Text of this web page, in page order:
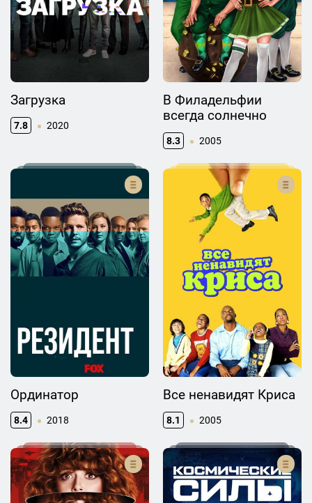
Загрузка
7.8 2020
В Филадельфии
всегда солнечно
8.3 2005
Ординатор
8.4 2018
Все ненавидят Криса
8.1 2005